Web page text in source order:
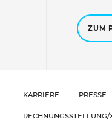
ZUM
KARRIERE PRESSE
RECHNUNGSSTELLUNG/